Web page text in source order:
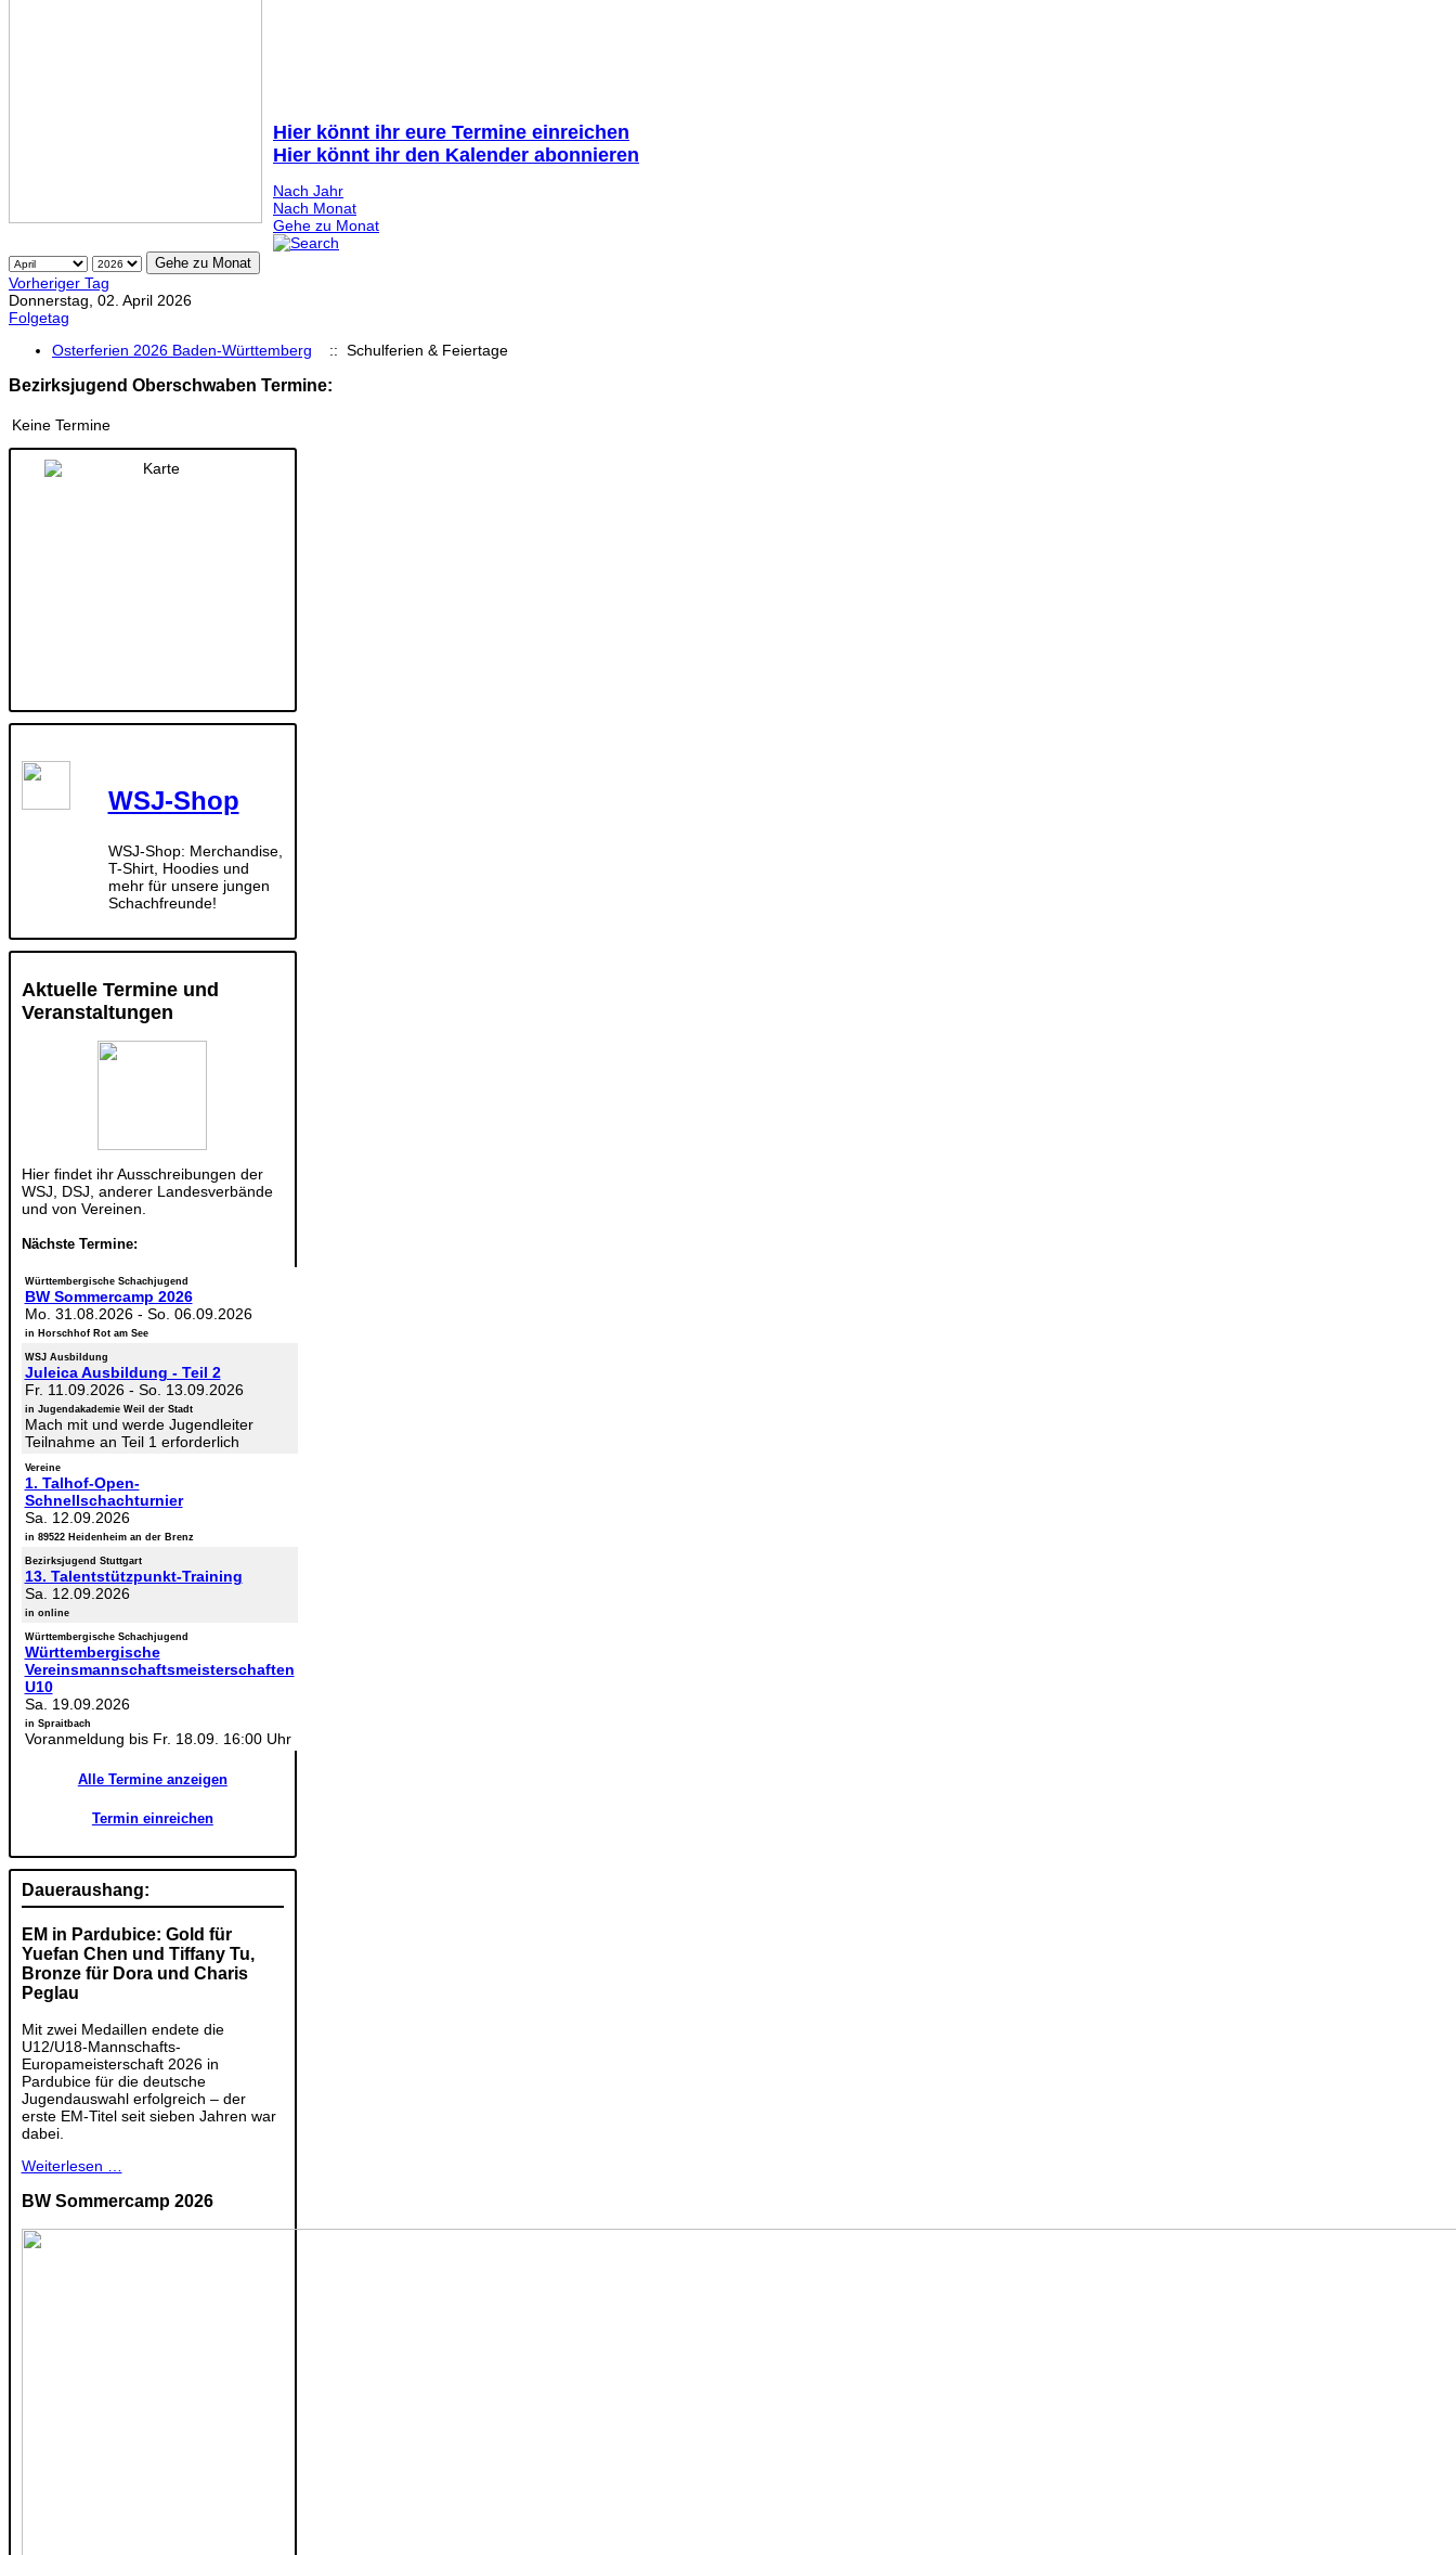
Hier könnt ihr eure Termine einreichen
Hier könnt ihr den Kalender abonnieren
Nach Jahr
Nach Monat
Gehe zu Monat
Gehe zu Monat
Vorheriger Tag
Donnerstag, 02. April 2026
Folgetag
Osterferien 2026 Baden-Württemberg
:: Schulferien & Feiertage
Bezirksjugend Oberschwaben Termine:
Keine Termine
WSJ-Shop
WSJ-Shop: Merchandise,
T-Shirt, Hoodies und
mehr für unsere jungen
Schachfreunde!
Aktuelle Termine und
Veranstaltungen
Hier findet ihr Ausschreibungen der
WSJ, DSJ, anderer Landesverbände
und von Vereinen.
Nächste Termine:
Württembergische Schachjugend
BW Sommercamp 2026
Mo. 31.08.2026- So. 06.09.2026
in Horschhof Rot am See
WSJ Ausbildung
Juleica Ausbildung - Teil 2
Fr. 11.09.2026- So. 13.09.2026
in Jugendakademie Weil der Stadt
Mach mit und werde Jugendleiter
Teilnahme an Teil 1 erforderlich
Vereine
1. Talhof-Open-
Schnellschachturnier
Sa. 12.09.2026
in 89522 Heidenheim an der Brenz
Bezirksjugend Stuttgart
13. Talentstützpunkt-Training
Sa. 12.09.2026
in online
Württembergische Schachjugend
Württembergische
Vereinsmannschaftsmeisterschaften
U10
Sa. 19.09.2026
in Spraitbach
Voranmeldung bis Fr. 18.09. 16:00 Uhr
Alle Termine anzeigen
Termin einreichen
Daueraushang:
EM in Pardubice: Gold für
Yuefan Chen und Tiffany Tu,
Bronze für Dora und Charis
Peglau
Mit zwei Medaillen endete die
U12/U18-Mannschafts-
Europameisterschaft 2026 in
Pardubice für die deutsche
Jugendauswahl erfolgreich – der
erste EM-Titel seit sieben Jahren war
dabei.
Weiterlesen …
BW Sommercamp 2026